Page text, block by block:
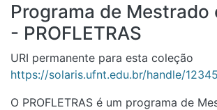
Programa de Mestrado
- PROFLETRAS
URI permanente para esta coleção
https://solaris.ufnt.edu.br/handle/
O PROFLETRAS é um programa de